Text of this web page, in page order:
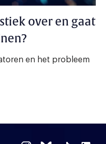
over en gaat
en het probleem